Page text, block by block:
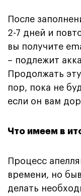
После
2-7 дней и
вы получите
– подлежит
Продолжать
пор, пока не
если он вам
Что имеем в
Процесс
времени, но
делать